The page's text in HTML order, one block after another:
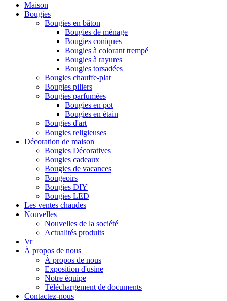
Maison
Bougies
Bougies en bâton
Bougies de ménage
Bougies coniques
Bougies à colorant trempé
Bougies à rayures
Bougies torsadées
Bougies chauffe-plat
Bougies piliers
Bougies parfumées
Bougies en pot
Bougies en étain
Bougies d'art
Bougies religieuses
Décoration de maison
Bougies Décoratives
Bougies cadeaux
Bougies de vacances
Bougeoirs
Bougies DIY
Bougies LED
Les ventes chaudes
Nouvelles
Nouvelles de la société
Actualités produits
Vr
À propos de nous
À propos de nous
Exposition d'usine
Notre équipe
Téléchargement de documents
Contactez-nous